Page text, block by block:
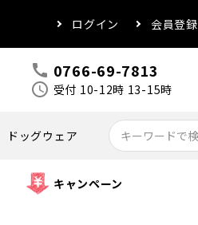
ログイン 会員登録
call 0766-69-7813
schedule 受付 10-12時 13-15時
ドッグウェア
キャンペーン